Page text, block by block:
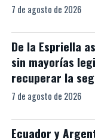
7 de agosto de 2026
De la Espriella
sin mayorías
recuperar la
7 de agosto de 2026
Ecuador y